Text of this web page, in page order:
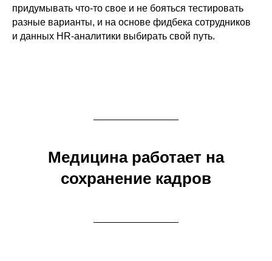
придумывать что-то свое и не бояться тестировать
разные варианты, и на основе фидбека сотрудников
и данных HR-аналитики выбирать свой путь.
Медицина работает на
сохранение кадров